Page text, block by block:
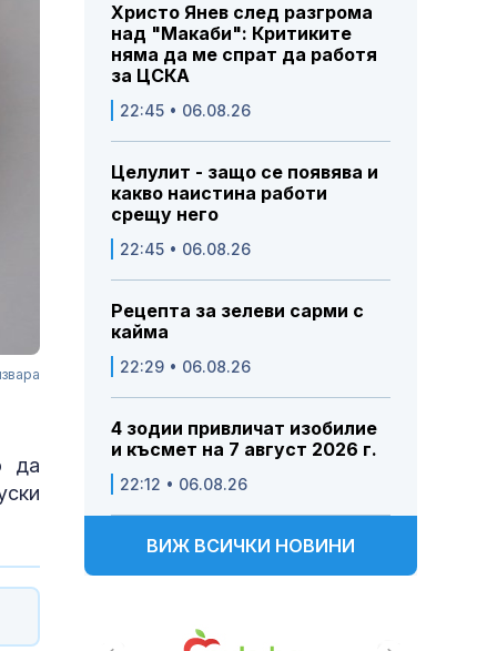
да
Христо Янев след разгрома
над "Макаби": Критиките
няма да ме спрат да работя
за ЦСКА
22:45 • 06.08.26
Целулит - защо се появява и
какво наистина работи
срещу него
22:45 • 06.08.26
Рецепта за зелеви сарми с
кайма
22:29 • 06.08.26
4 зодии привличат изобилие
и късмет на 7 август 2026 г.
22:12 • 06.08.26
ВИЖ ВСИЧКИ НОВИНИ